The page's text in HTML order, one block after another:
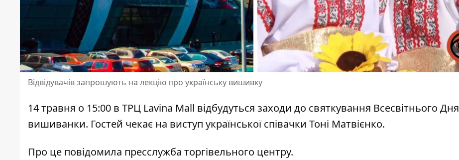
Відвідувачів запрошують на лекцію про українську вишивку
14 травня о 15:00 в ТРЦ Lavina Mall відбудуться заходи до святкування Всесвітнього Дня
вишиванки. Гостей чекає на виступ української співачки Тоні Матвієнко.
Про це повідомила пресслужба торгівельного центру.